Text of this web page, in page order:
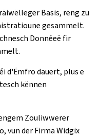
Basis, reng zu
gesammelt.
Donnéeë fir
d'Ëmfro dauert, plus e
kënnen
Zouliwwerer
vun der Firma Widgix